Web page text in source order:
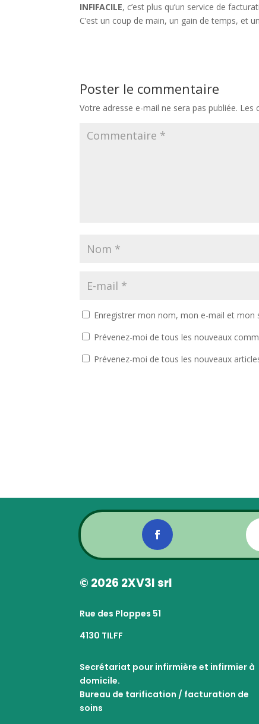
INFIFACILE, c’est plus qu’un service de
C’est un coup de main, un gain de temps, et
Poster le commentaire
Votre adresse e-mail ne sera pas publiée. Les
Enregistrer mon nom, mon e-mail et
Prévenez-moi de tous les nouveaux
Prévenez-moi de tous les nouveaux
© 2026 2XV3I srl
Rue des Ploppes 51
4130 TILFF
Secrétariat pour infirmière et infirmier à
domicile.
Bureau de tarification / facturation de
soins